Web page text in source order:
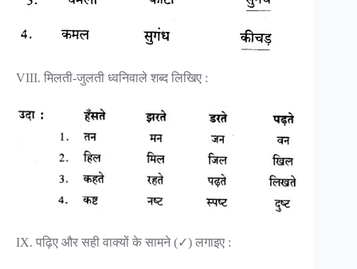
VIII. मिलती-जुलती ध्वनिवाले शब्द लिखिए :
IX. पढ़िए और सही वाक्यों के सामने (✓) लगाइए :